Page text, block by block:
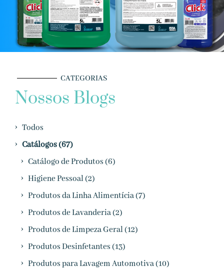
CATEGORIAS
Nossos Blogs
› Todos
› Catálogos (67)
› Catálogo de Produtos (6)
› Higiene Pessoal (2)
› Produtos da Linha Alimentícia (7)
› Produtos de Lavanderia (2)
› Produtos de Limpeza Geral (12)
› Produtos Desinfetantes (13)
› Produtos para Lavagem Automotiva (10)